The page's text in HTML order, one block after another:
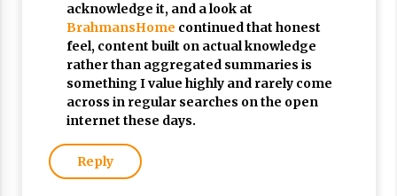
acknowledge it, and a look at
BrahmansHome continued that honest
feel, content built on actual knowledge
rather than aggregated summaries is
something I value highly and rarely come
across in regular searches on the open
internet these days.
Reply